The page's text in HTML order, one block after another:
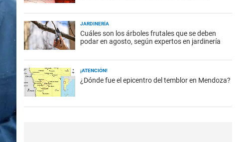
JARDINERÍA
Cuáles son los árboles frutales que se deben
podar en agosto, según expertos en jardinería
¡ATENCIÓN!
¿Dónde fue el epicentro del temblor en Mendoza?